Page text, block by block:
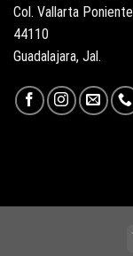
Col. Vallarta Poniente
44110
Guadalajara, Jal.